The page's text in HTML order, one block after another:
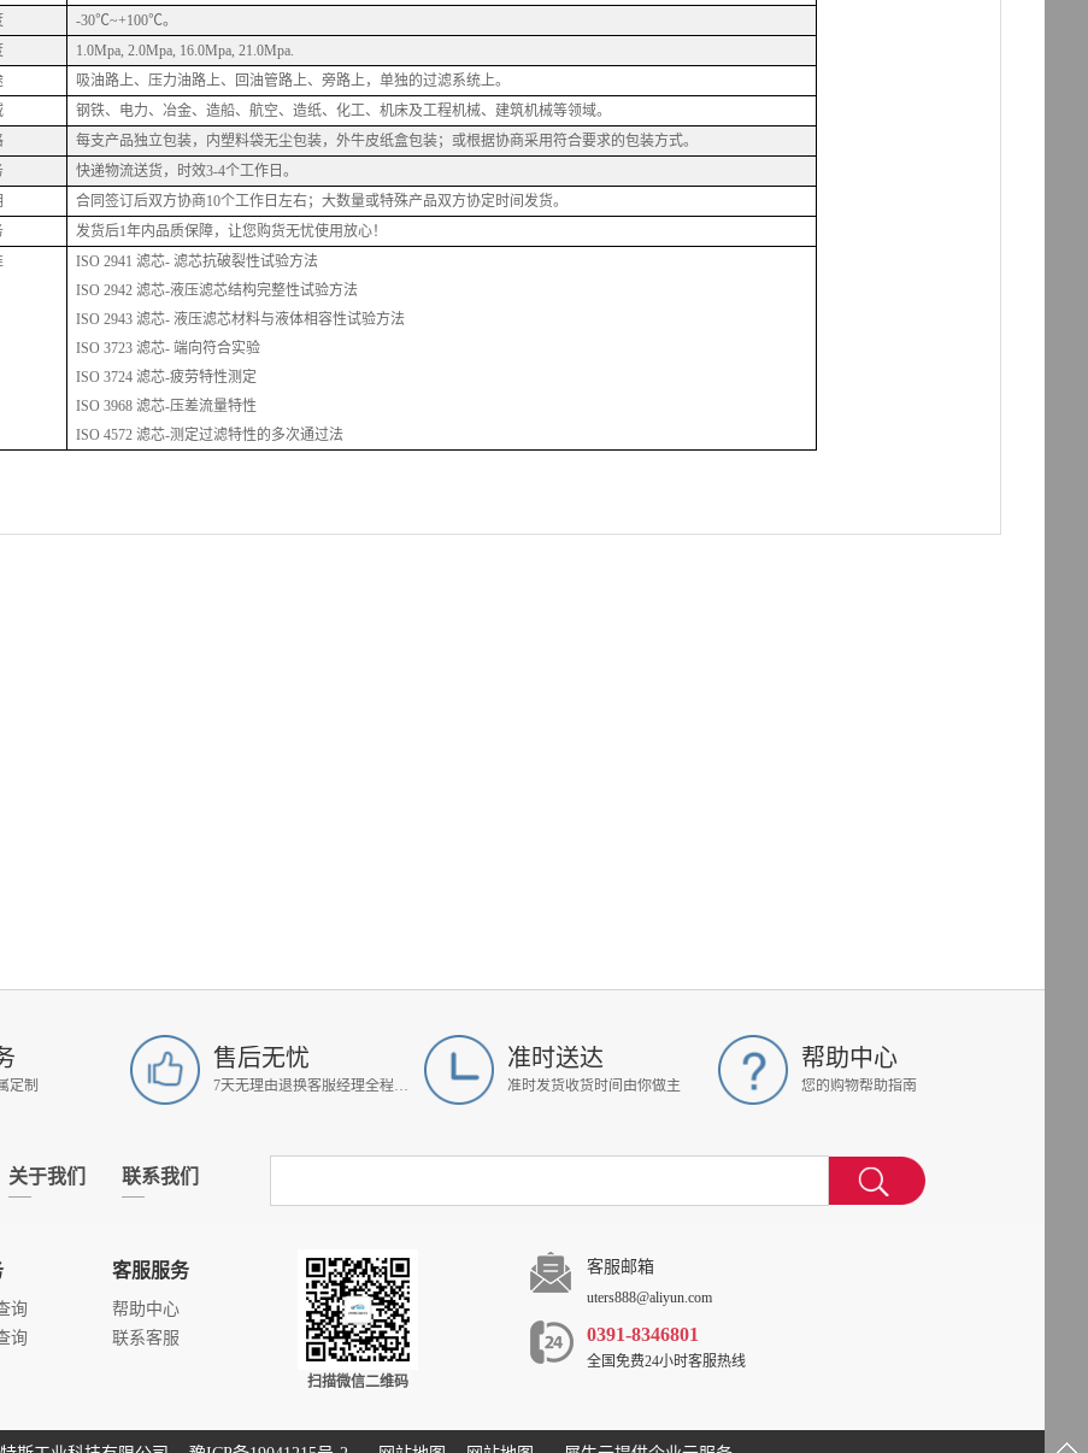
-30℃~+100℃。
1.0Mpa, 2.0Mpa, 16.0Mpa, 21.0Mpa.
吸油路上、压力油路上、回油管路上、旁路上，单独的过滤系统上。
钢铁、电力、冶金、造船、航空、造纸、化工、机床及工程机械、建筑机械等领域。
每支产品独立包装，内塑料袋无尘包装， 外牛皮纸盒包装； 或根据协商采用符合要求的包装方式。
快递物流送货，时效3-4个工作日。
合同签订后双方协商10个工作日左右；大数量或特殊产品双方协定时间发货。
发货后1年内品质保障，让您购货无忧使用放心！
ISO 2941 滤芯- 滤芯抗破裂性试验方法
ISO 2942 滤芯-液压滤芯结构完整性试验方法
ISO 2943 滤芯- 液压滤芯材料与液体相容性试验方法
ISO 3723 滤芯- 端向符合实验
ISO 3724 滤芯-疲劳特性测定
ISO 3968 滤芯-压差流量特性
ISO 4572 滤芯-测定过滤特性的多次通过法
定制
售后无忧
7天无理由退换客服经理全程跟进
准时送达
准时发货收货时间由你做主
帮助中心
您的购物帮助指南
关于我们 联系我们
询
询
客服服务
帮助中心
联系客服
扫描微信二维码
客服邮箱
uters888@aliyun.com
0391-8346801
全国免费24小时客服热线